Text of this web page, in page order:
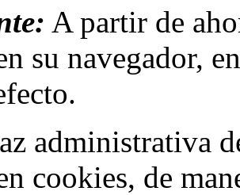
A partir de
su navegador,
administrativa
cookies, de